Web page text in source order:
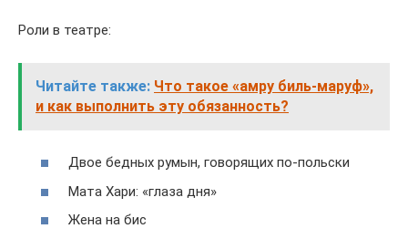
Роли в театре:
Читайте также: Что такое «амру биль-маруф»,
и как выполнить эту обязанность?
Двое бедных румын, говорящих по-польски
Мата Хари: «глаза дня»
Жена на бис